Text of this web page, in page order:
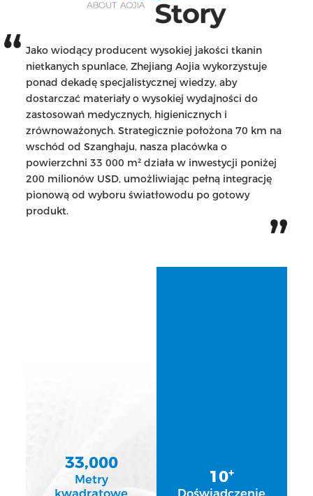
Jako wiodący producent wysokiej jakości tkanin
nietkanych spunlace, Zhejiang Aojia wykorzystuje
ponad dekadę specjalistycznej wiedzy, aby
dostarczać materiały o wysokiej wydajności do
zastosowań medycznych, higienicznych i
zrównoważonych. Strategicznie położona 70 km na
wschód od Szanghaju, nasza placówka o
powierzchni 33 000 m² działa w inwestycji poniżej
200 milionów USD, umożliwiając pełną integrację
pionową od wyboru światłowodu po gotowy
produkt.
33,000
Metry
kwadratowe
10+
Doświadczenie